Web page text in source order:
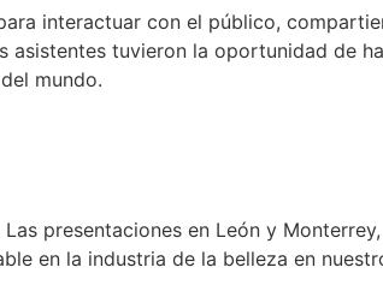
interactuar con el público,
asistentes tuvieron la oportunidad de
mundo.
presentaciones en León y
en la industria de la belleza en